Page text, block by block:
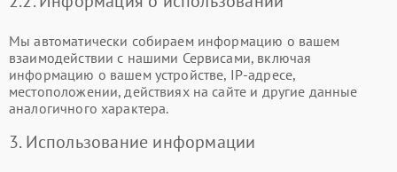
Мы автоматически собираем информацию о вашем
взаимодействии с нашими Сервисами, включая
информацию о вашем устройстве, IP-адресе,
местоположении, действиях на сайте и другие данные
аналогичного характера.
3. Использование информации